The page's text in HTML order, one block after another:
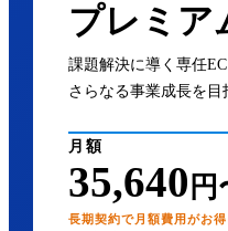
プレミア
課題解決に導く専任
さらなる事業成長を
月額
35,640 円
長期契約で月額費用がお得